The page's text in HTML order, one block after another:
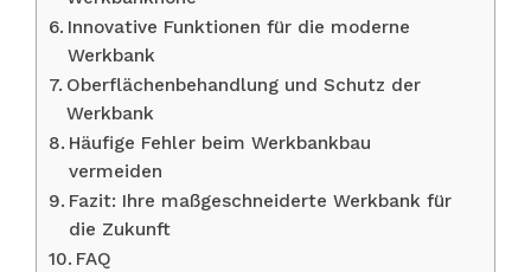
Innovative Funktionen für die moderne
Werkbank
Oberflächenbehandlung und Schutz der
Werkbank
Häufige Fehler beim Werkbankbau
vermeiden
Fazit: Ihre maßgeschneiderte Werkbank für
die Zukunft
FAQ